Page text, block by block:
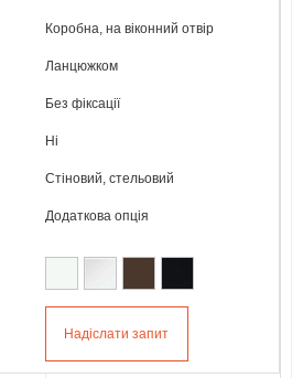
Коробна, на віконний отвір
Ланцюжком
Без фіксації
Ні
Стіновий, стельовий
Додаткова опція
Надіслати запит